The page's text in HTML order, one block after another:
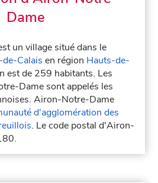
Dame
un village situé dans le
Calais en région Hauts-de-
est de 259 habitants. Les
Dame sont appelés les
Airon-Notre-Dame
d'agglomération des
. Le code postal d'Airon-